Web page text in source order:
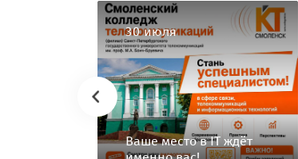
30 июля
Ваше место в IT ждёт